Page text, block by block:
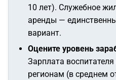
10 лет). Служебное
аренды —
вариант.
Оцените уровень
Зарплата
регионам (в среднем